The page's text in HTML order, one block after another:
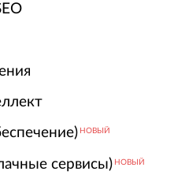
НОВЫЙ
сервисы) НОВЫЙ